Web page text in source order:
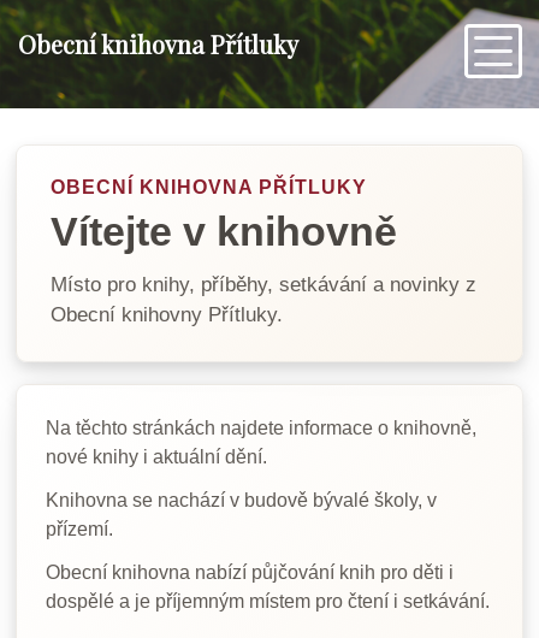
Obecní knihovna Přítluky
OBECNÍ KNIHOVNA PŘÍTLUKY
Vítejte v knihovně
Místo pro knihy, příběhy, setkávání a novinky z
Obecní knihovny Přítluky.
Na těchto stránkách najdete informace o knihovně,
nové knihy i aktuální dění.
Knihovna se nachází v budově bývalé školy, v
přízemí.
Obecní knihovna nabízí půjčování knih pro děti i
dospělé a je příjemným místem pro čtení i setkávání.